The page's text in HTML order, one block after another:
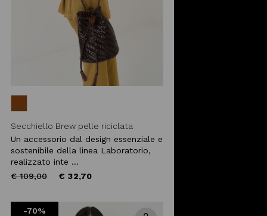
Secchiello Brew pelle riciclata
Un accessorio dal design essenziale e
sostenibile della linea Laboratorio,
realizzato inte ...
Price
€ 109,00to € 32,70
-70%